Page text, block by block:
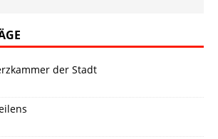
der Stadt